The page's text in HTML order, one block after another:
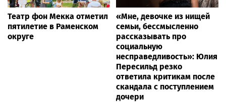
Театр фон Мекка отметил
пятилетие в Раменском
округе
«Мне, девочке из нищей
семьи, бессмысленно
рассказывать про
социальную
несправедливость»: Юлия
Пересильд резко
ответила критикам после
скандала с поступлением
дочери